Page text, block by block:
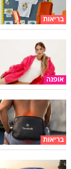
בריאות
אופנה
בריאות